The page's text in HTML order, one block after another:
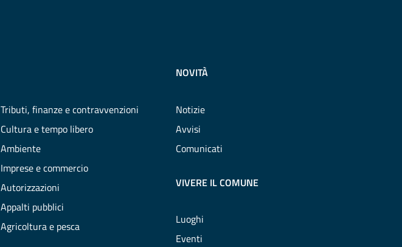
Tributi, finanze e contravvenzioni
Cultura e tempo libero
Ambiente
Imprese e commercio
Autorizzazioni
Appalti pubblici
Agricoltura e pesca
NOVITÀ
Notizie
Avvisi
Comunicati
VIVERE IL COMUNE
Luoghi
Eventi